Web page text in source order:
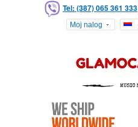
Tel: (387) 065 361 333
Moj nalog